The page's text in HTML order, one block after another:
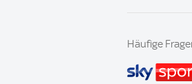
Häufige